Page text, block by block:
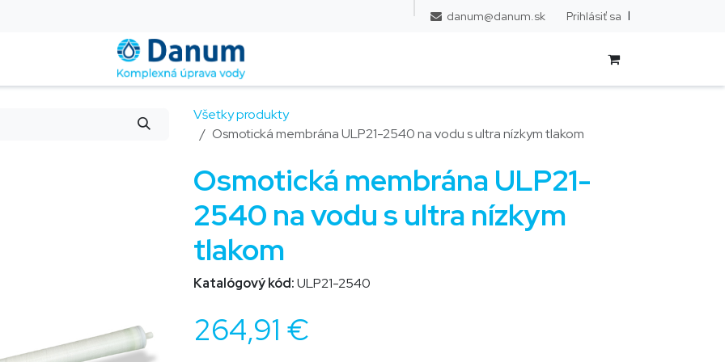
danum@danum.sk Prihlásiť sa l
Všetky produkty
Osmotická membrána ULP21-2540 na vodu s ultra nízkym tlakom
Osmotická membrána ULP21-
2540 na vodu s ultra nízkym
tlakom
Katalógový kód:ULP21-2540
264,91 €